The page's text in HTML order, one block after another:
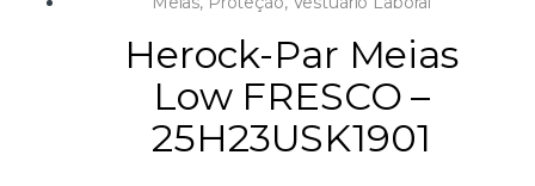
Herock-Par Meias
Low FRESCO –
25H23USK1901